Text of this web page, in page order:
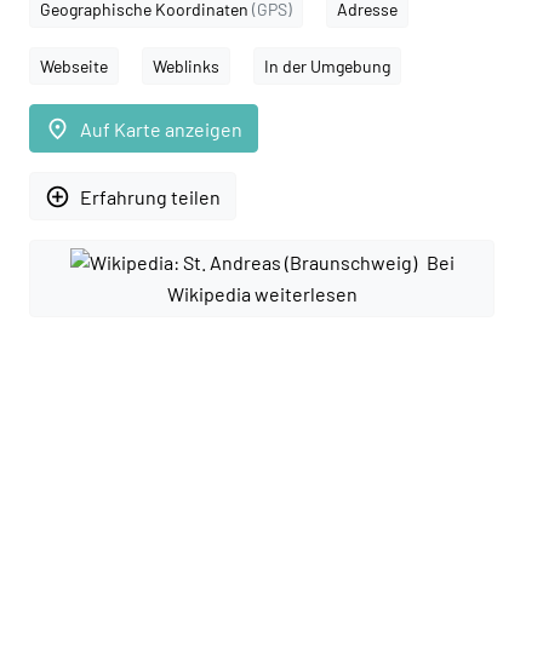
Geographische Koordinaten (GPS) Adresse
Webseite Weblinks In der Umgebung
place Auf Karte anzeigen
add_circle_outline Erfahrung teilen
Bei
Wikipedia weiterlesen